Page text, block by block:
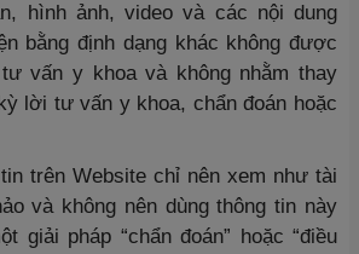
hình ảnh, video và các nội dung
bằng định dạng khác không được
vấn y khoa và không nhằm thay
lời tư vấn y khoa, chẩn đoán hoặc
trên Website chỉ nên xem như tài
và không nên dùng thông tin này
giải pháp “chẩn đoán” hoặc “điều